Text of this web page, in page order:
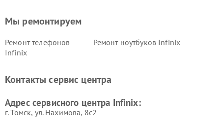
Мы ремонтируем
Ремонт телефонов
Infinix
Ремонт ноутбуков Infinix
Контакты сервис центра
Адрес сервисного центра Infinix:
г. Томск, ул. Нахимова, 8с2